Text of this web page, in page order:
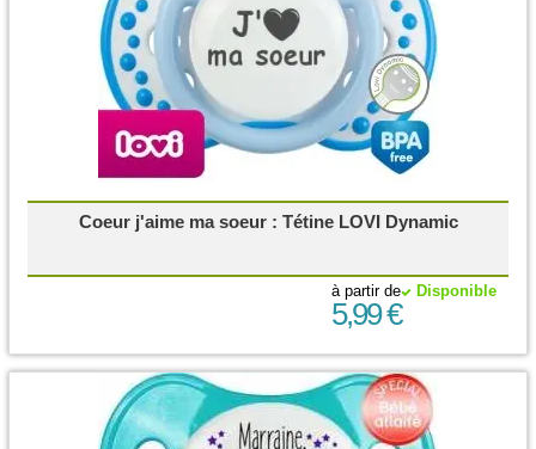
Coeur j'aime ma soeur : Tétine LOVI Dynamic
Disponible
à partir de
5,99 €